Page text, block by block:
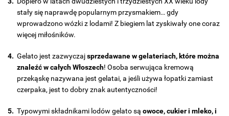
stały się naprawdę popularnym przysmakiem… gdy
wprowadzono wózki z lodami! Z biegiem lat zyskiwały one coraz
więcej miłośników.
Gelato jest zazwyczajsprzedawane w gelateriach, które można
znaleźć w całych Włoszech! Osoba serwująca kremową
przekąskę nazywana jest gelatai, a jeśli używa łopatki zamiast
czerpaka, jest to dobry znak autentyczności!
Typowymi składnikami lodów gelato są owoce, cukier i mleko, i